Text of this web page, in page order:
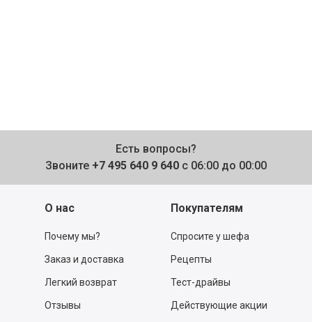
Есть вопросы?
Звоните +7 495 640 9 640 с 06:00 до 00:00
О нас
Почему мы?
Заказ и доставка
Легкий возврат
Отзывы
Покупателям
Спросите у шефа
Рецепты
Тест-драйвы
Действующие акции